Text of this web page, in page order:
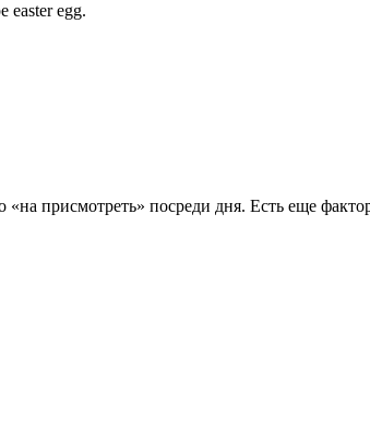
easter egg.
присмотреть» посреди дня. Есть еще